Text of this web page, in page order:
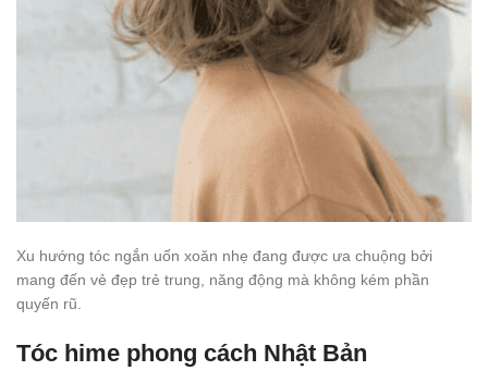
Xu hướng tóc ngắn uốn xoăn nhẹ đang được ưa chuộng bởi
mang đến vẻ đẹp trẻ trung, năng động mà không kém phần
quyến rũ.
Tóc hime phong cách Nhật Bản